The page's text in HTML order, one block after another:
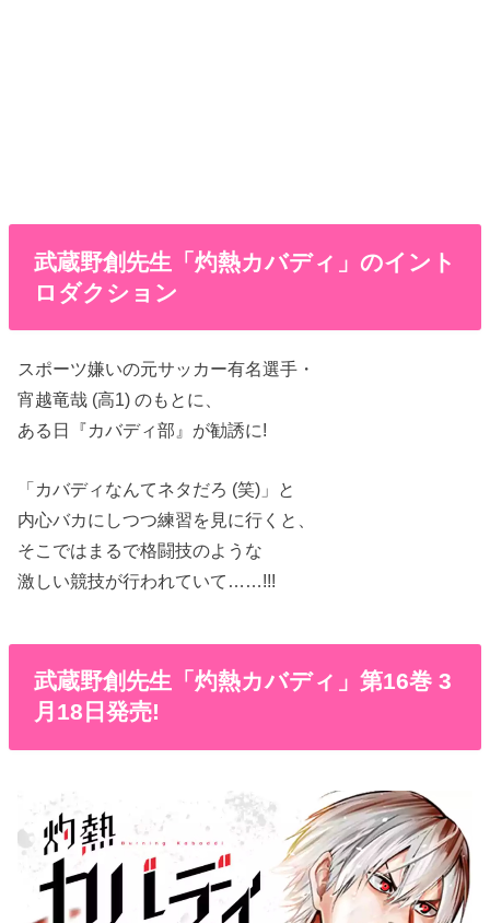
武蔵野創先生「灼熱カバディ」のイント
ロダクション
スポーツ嫌いの元サッカー有名選手・
宵越竜哉 (高1) のもとに、
ある日『カバディ部』が勧誘に!
「カバディなんてネタだろ (笑)」と
内心バカにしつつ練習を見に行くと、
そこではまるで格闘技のような
激しい競技が行われていて……!!!
武蔵野創先生「灼熱カバディ」第16巻 3
月18日発売!